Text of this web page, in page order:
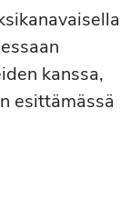
kanssa,
esittämässä